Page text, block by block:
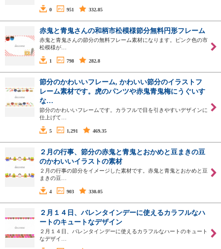
0 951 332.85
赤鬼と青鬼さんの和柄市松模様節分無料円形フレーム
赤鬼と青鬼さんの節分の無料フレーム素材になります。ピンク色の市
松模様が…
1 798 282.8
節分のかわいいフレーム, かわいい節分のイラストフ
レーム素材です。虎のパンツや赤鬼青鬼梅にうぐいす
な…
節分のかわいいフレームです。カラフルで目を引きやすいデザインに
仕上げて…
5 1,291 469.35
２月の行事、節分の赤鬼と青鬼とおかめと豆まきの豆
のかわいいイラストの素材
２月の行事の節分をイメージした素材です。赤鬼と青鬼とおかめと豆
まきの豆…
4 903 330.05
２月１４日、バレンタインデーに使えるカラフルなハ
ートのキュートなデザイン
２月１４日、バレンタインデーに使えるカラフルなハートのキュート
なデザイ…